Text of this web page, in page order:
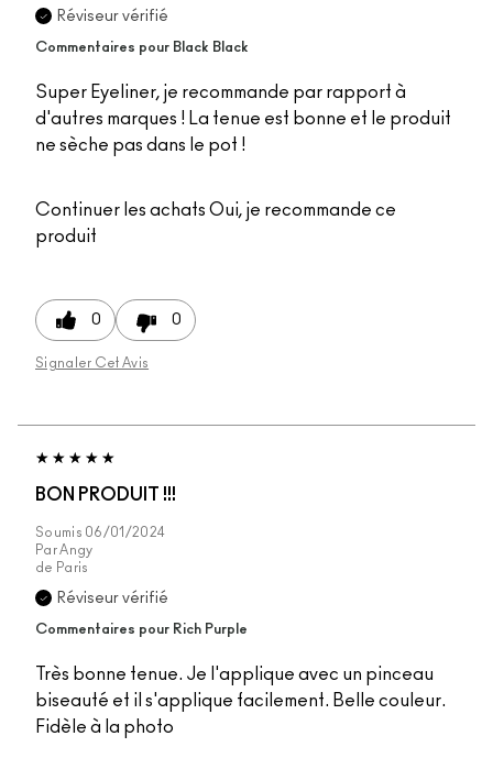
Réviseur vérifié
Commentaires pour Black Black
Super Eyeliner, je recommande par rapport à
d'autres marques ! La tenue est bonne et le produit
ne sèche pas dans le pot !
Continuer les achats Oui, je recommande ce
produit
0 0
Signaler Cet Avis
BON PRODUIT !!!
Soumis 06/01/2024
ParAngy
de Paris
Réviseur vérifié
Commentaires pour Rich Purple
Très bonne tenue. Je l'applique avec un pinceau
biseauté et il s'applique facilement. Belle couleur.
Fidèle à la photo